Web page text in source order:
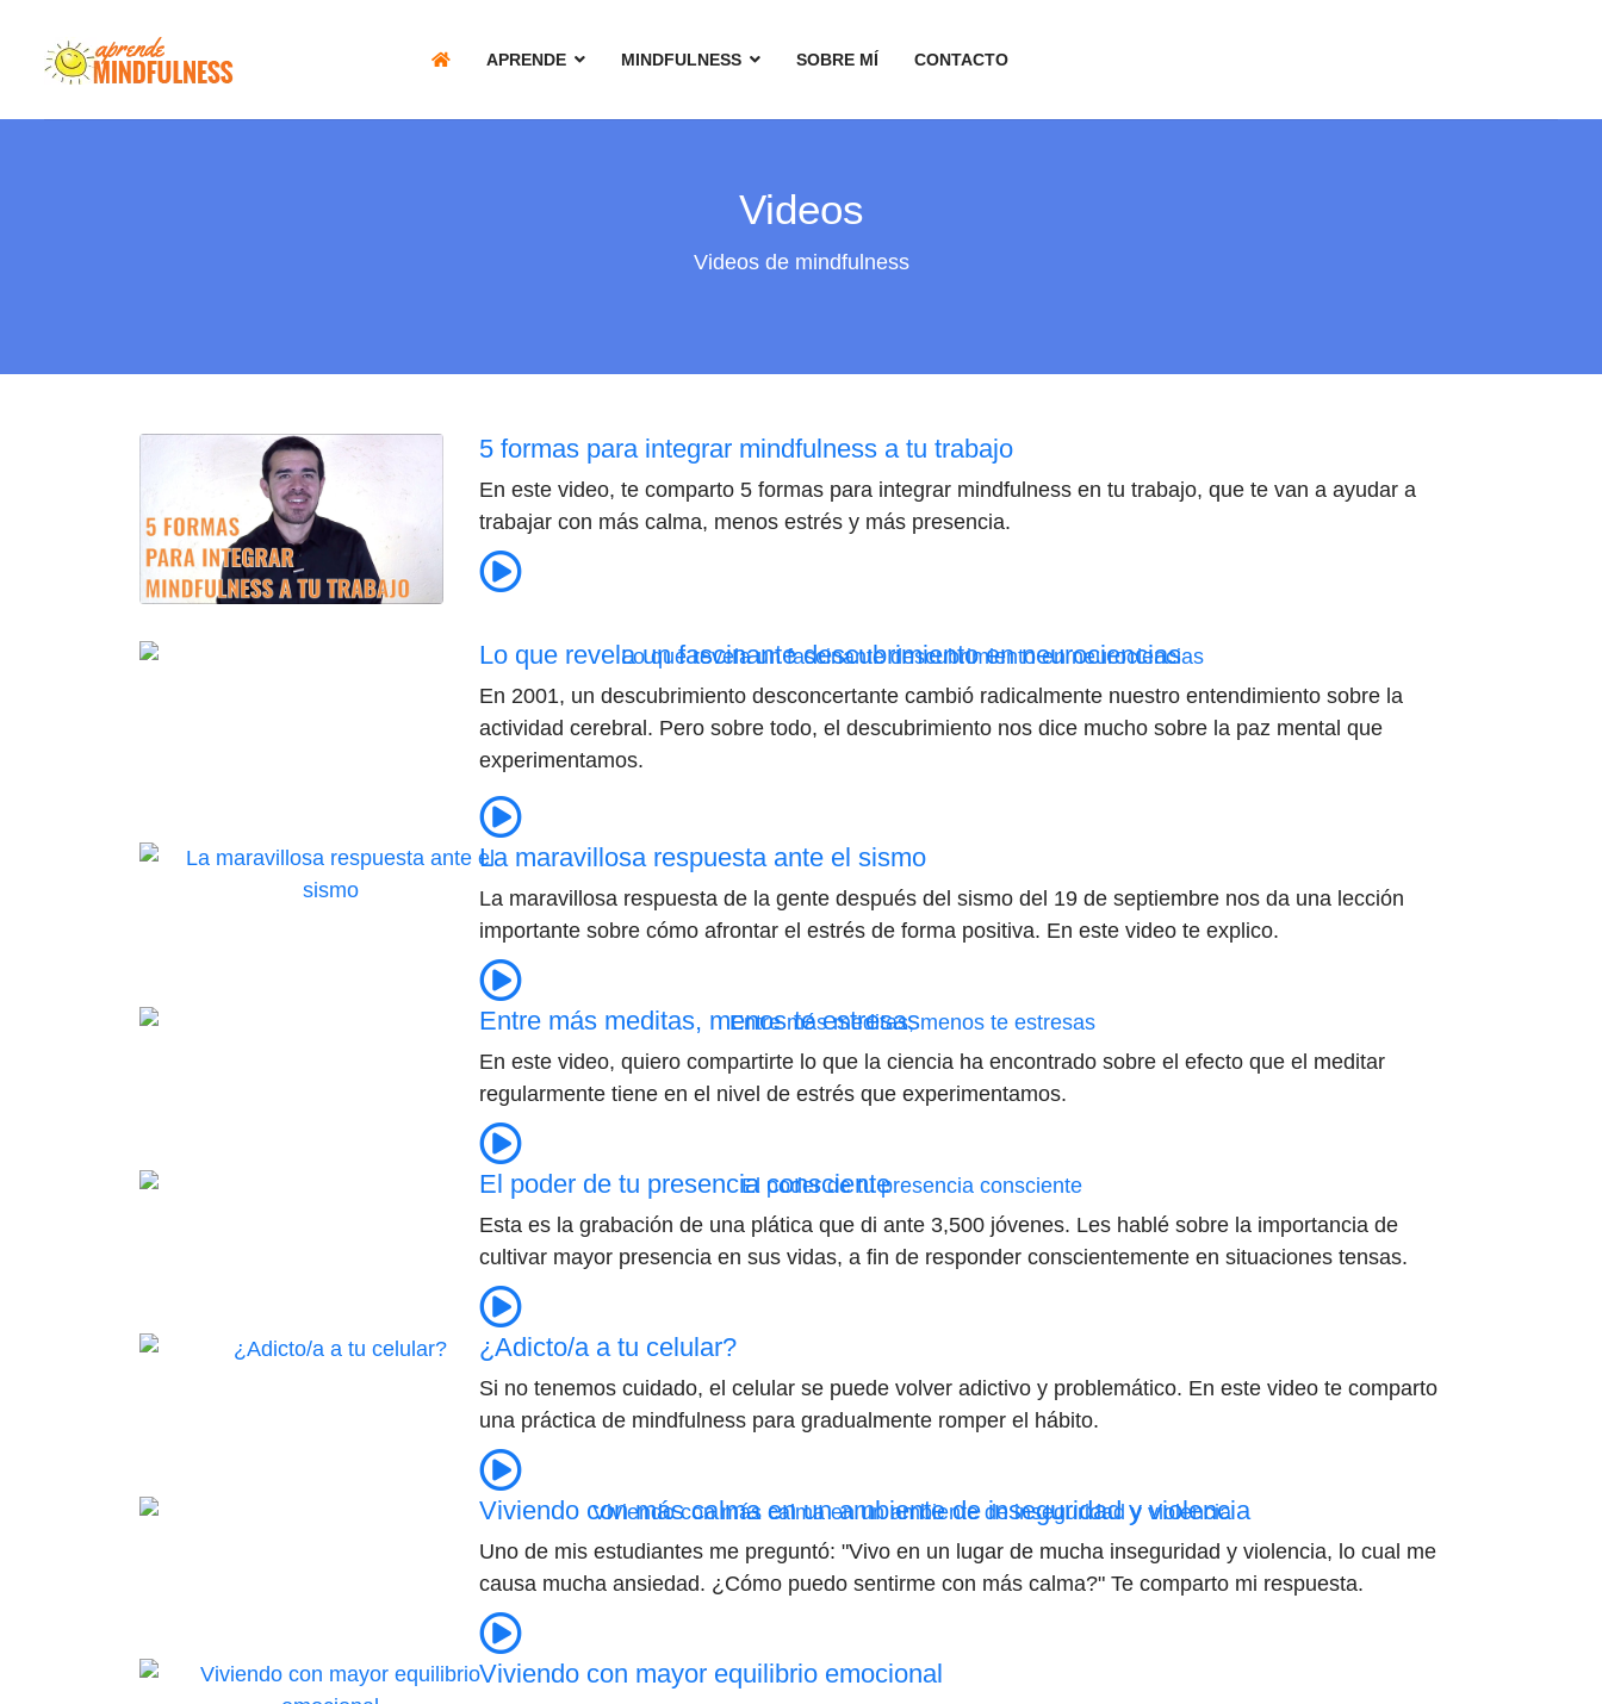
APRENDE MINDFULNESS SOBRE MÍ CONTACTO
Videos
Videos de mindfulness
5 formas para integrar mindfulness a tu trabajo
En este video, te comparto 5 formas para integrar mindfulness en tu trabajo, que te van a ayudar a
trabajar con más calma, menos estrés y más presencia.
Lo que revela un fascinante descubrimiento en neurociencias
En 2001, un descubrimiento desconcertante cambió radicalmente nuestro entendimiento sobre la
actividad cerebral. Pero sobre todo, el descubrimiento nos dice mucho sobre la paz mental que
experimentamos.
La maravillosa respuesta ante el sismo
La maravillosa respuesta de la gente después del sismo del 19 de septiembre nos da una lección
importante sobre cómo afrontar el estrés de forma positiva. En este video te explico.
Entre más meditas, menos te estresas
En este video, quiero compartirte lo que la ciencia ha encontrado sobre el efecto que el meditar
regularmente tiene en el nivel de estrés que experimentamos.
El poder de tu presencia consciente
Esta es la grabación de una plática que di ante 3,500 jóvenes. Les hablé sobre la importancia de
cultivar mayor presencia en sus vidas, a fin de responder conscientemente en situaciones tensas.
¿Adicto/a a tu celular?
Si no tenemos cuidado, el celular se puede volver adictivo y problemático. En este video te comparto
una práctica de mindfulness para gradualmente romper el hábito.
Viviendo con más calma en un ambiente de inseguridad y violencia
Uno de mis estudiantes me preguntó: "Vivo en un lugar de mucha inseguridad y violencia, lo cual me
causa mucha ansiedad. ¿Cómo puedo sentirme con más calma?" Te comparto mi respuesta.
Viviendo con mayor equilibrio emocional